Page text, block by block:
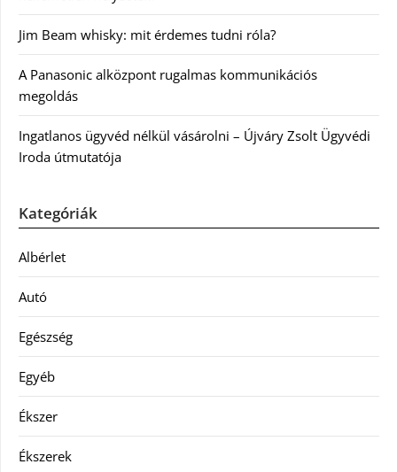
Jim Beam whisky: mit érdemes tudni róla?
A Panasonic alközpont rugalmas kommunikációs
megoldás
Ingatlanos ügyvéd nélkül vásárolni – Újváry Zsolt Ügyvédi
Iroda útmutatója
Kategóriák
Albérlet
Autó
Egészség
Egyéb
Ékszer
Ékszerek